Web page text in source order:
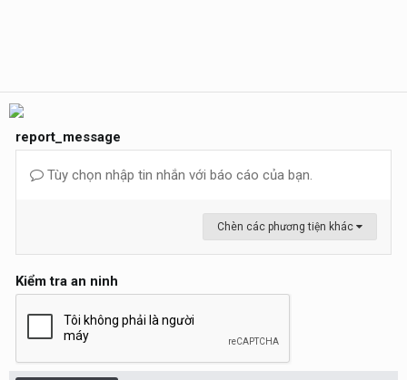
report_message
Tùy chọn nhập tin nhắn với báo cáo của bạn.
Chèn các phương tiện khác
Kiểm tra an ninh